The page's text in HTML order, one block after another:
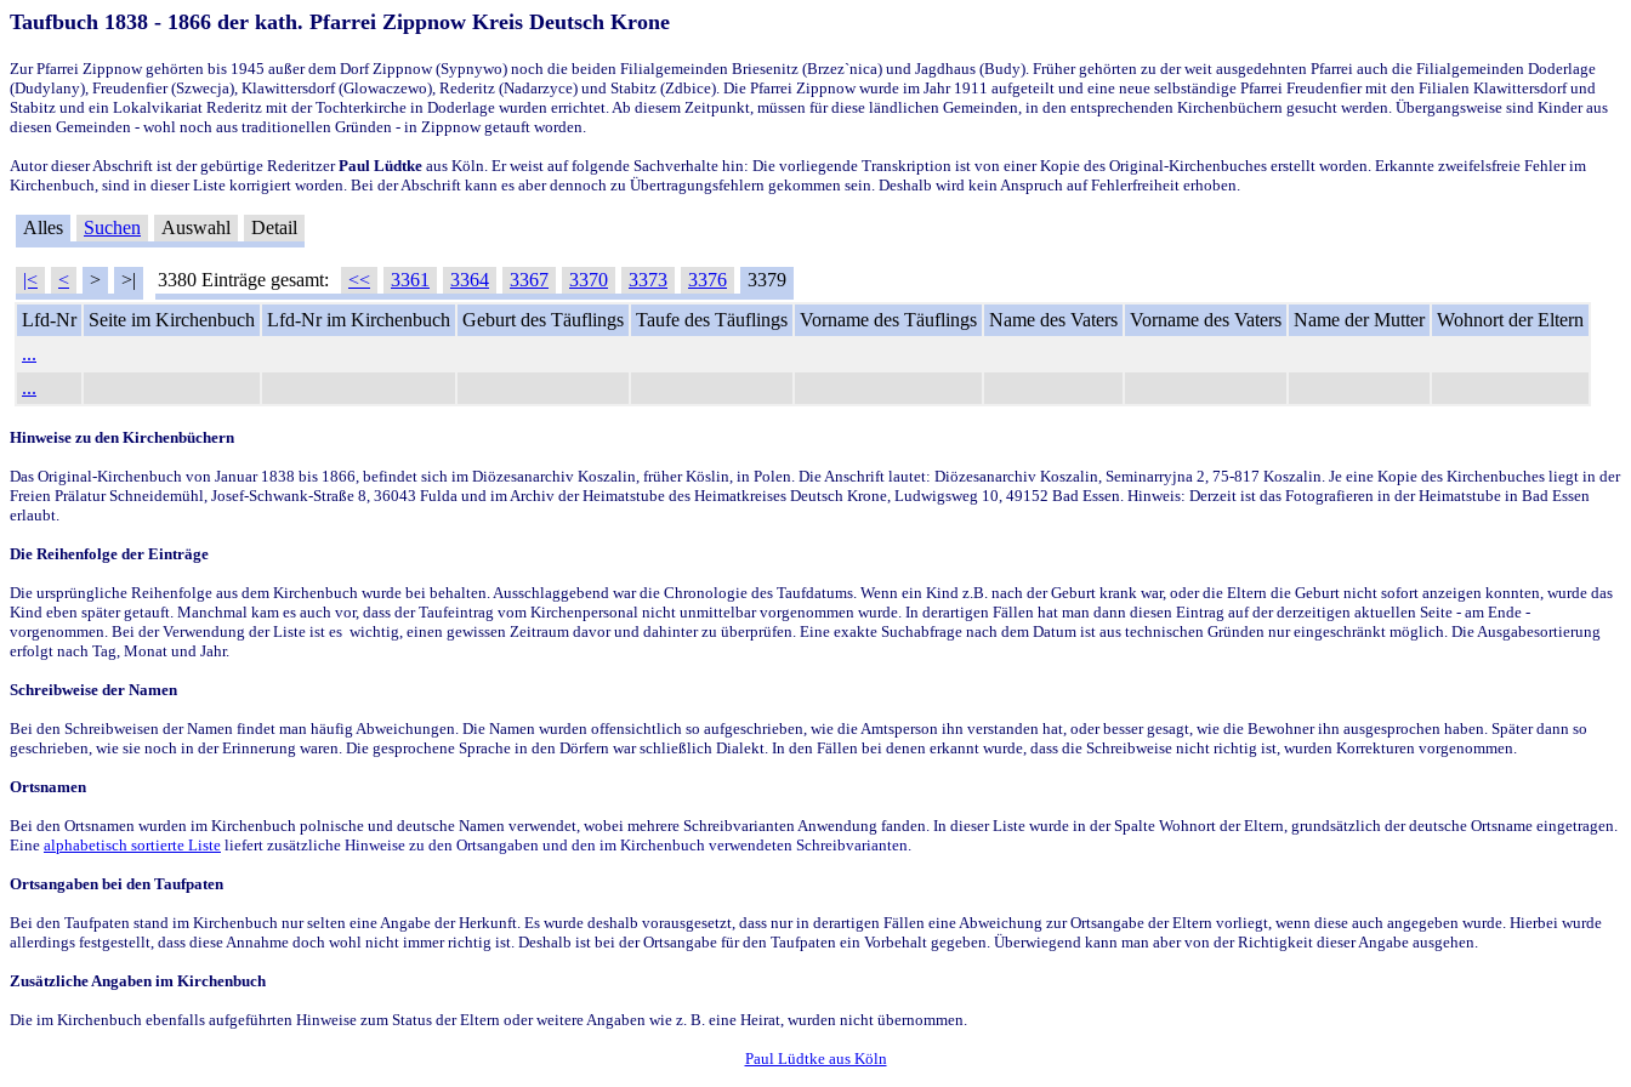
Taufbuch 1838 - 1866 der kath. Pfarrei Zippnow Kreis Deutsch Krone
Zur Pfarrei Zippnow gehörten bis 1945 außer dem Dorf Zippnow (Sypnywo) noch die beiden Filialgemeinden Briesenitz (Brzez`nica) und Jagdhaus (Budy). Früher gehörten zu der weit ausgedehnten Pfarrei auch die Filialgemeinden Doderlage
(Dudylany), Freudenfier (Szwecja), Klawittersdorf (Glowaczewo), Rederitz (Nadarzyce) und Stabitz (Zdbice). Die Pfarrei Zippnow wurde im Jahr 1911 aufgeteilt und eine neue selbständige Pfarrei Freudenfier mit den Filialen Klawittersdorf und
Stabitz und ein Lokalvikariat Rederitz mit der Tochterkirche in Doderlage wurden errichtet. Ab diesem Zeitpunkt, müssen für diese ländlichen Gemeinden, in den entsprechenden Kirchenbüchern gesucht werden. Übergangsweise sind Kinder aus
diesen Gemeinden - wohl noch aus traditionellen Gründen - in Zippnow getauft worden.
Autor dieser Abschrift ist der gebürtige RederitzerPaul Lüdtke aus Köln. Er weist auf folgende Sachverhalte hin: Die vorliegende Transkription ist von einer Kopie des Original-Kirchenbuches erstellt worden. Erkannte zweifelsfreie Fehler im
Kirchenbuch, sind in dieser Liste korrigiert worden. Bei der Abschrift kann es aber dennoch zu Übertragungsfehlern gekommen sein. Deshalb wird kein Anspruch auf Fehlerfreiheit erhoben.
Alles Suchen Auswahl Detail
|< < > >| 3380 Einträge gesamt: << 3361 3364 3367 3370 3373 3376
3379
Lfd-Nr
Seite im Kirchenbuch Lfd-Nr im Kirchenbuch Geburt des Täuflings Taufe des Täuflings Vorname des Täuflings Name des Vaters Vorname des Vaters Name der Mutter Wohnort der Eltern
...
...
Hinweise zu den Kirchenbüchern
Das Original-Kirchenbuch von Januar 1838 bis 1866, befindet sich im Diözesanarchiv Koszalin, früher Köslin, in Polen. Die Anschrift lautet: Diözesanarchiv Koszalin, Seminarryjna 2, 75-817 Koszalin. Je eine Kopie des Kirchenbuches liegt in der
Freien Prälatur Schneidemühl, Josef-Schwank-Straße 8, 36043 Fulda und im Archiv der Heimatstube des Heimatkreises Deutsch Krone, Ludwigsweg 10, 49152 Bad Essen. Hinweis: Derzeit ist das Fotografieren in der Heimatstube in Bad Essen
erlaubt.
Die Reihenfolge der Einträge
Die ursprüngliche Reihenfolge aus dem Kirchenbuch wurde bei behalten. Ausschlaggebend war die Chronologie des Taufdatums. Wenn ein Kind z.B. nach der Geburt krank war, oder die Eltern die Geburt nicht sofort anzeigen konnten, wurde das
Kind eben später getauft. Manchmal kam es auch vor, dass der Taufeintrag vom Kirchenpersonal nicht unmittelbar vorgenommen wurde. In derartigen Fällen hat man dann diesen Eintrag auf der derzeitigen aktuellen Seite - am Ende -
vorgenommen. Bei der Verwendung der Liste ist es wichtig, einen gewissen Zeitraum davor und dahinter zu überprüfen. Eine exakte Suchabfrage nach dem Datum ist aus technischen Gründen nur eingeschränkt möglich. Die Ausgabesortierung
erfolgt nach Tag, Monat und Jahr.
Schreibweise der Namen
Bei den Schreibweisen der Namen findet man häufig Abweichungen. Die Namen wurden offensichtlich so aufgeschrieben, wie die Amtsperson ihn verstanden hat, oder besser gesagt, wie die Bewohner ihn ausgesprochen haben. Später dann so
geschrieben, wie sie noch in der Erinnerung waren. Die gesprochene Sprache in den Dörfern war schließlich Dialekt. In den Fällen bei denen erkannt wurde, dass die Schreibweise nicht richtig ist, wurden Korrekturen vorgenommen.
Ortsnamen
Bei den Ortsnamen wurden im Kirchenbuch polnische und deutsche Namen verwendet, wobei mehrere Schreibvarianten Anwendung fanden. In dieser Liste wurde in der Spalte Wohnort der Eltern, grundsätzlich der deutsche Ortsname eingetragen.
Eine alphabetisch sortierte Liste liefert zusätzliche Hinweise zu den Ortsangaben und den im Kirchenbuch verwendeten Schreibvarianten.
Ortsangaben bei den Taufpaten
Bei den Taufpaten stand im Kirchenbuch nur selten eine Angabe der Herkunft. Es wurde deshalb vorausgesetzt, dass nur in derartigen Fällen eine Abweichung zur Ortsangabe der Eltern vorliegt, wenn diese auch angegeben wurde. Hierbei wurde
allerdings festgestellt, dass diese Annahme doch wohl nicht immer richtig ist. Deshalb ist bei der Ortsangabe für den Taufpaten ein Vorbehalt gegeben. Überwiegend kann man aber von der Richtigkeit dieser Angabe ausgehen.
Zusätzliche Angaben im Kirchenbuch
Die im Kirchenbuch ebenfalls aufgeführten Hinweise zum Status der Eltern oder weitere Angaben wie z. B. eine Heirat, wurden nicht übernommen.
Paul Lüdtke aus Köln